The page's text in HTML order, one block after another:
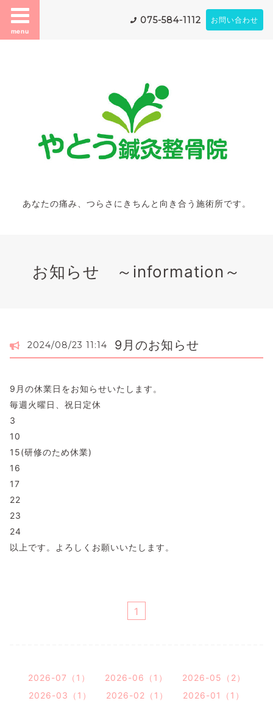
menu
075-584-1112 お問い合わせ
あなたの痛み、つらさにきちんと向き合う施術所です。
お知らせ ～information～
2024/08/23 11:14 9月のお知らせ
9月の休業日をお知らせいたします。
毎週火曜日、祝日定休
3
10
15(研修のため休業)
16
17
22
23
24
以上です。よろしくお願いいたします。
1
2026-07（1） 2026-06（1）
2026-05（2）
2026-03（1）
2026-02（1）
2026-01（1）